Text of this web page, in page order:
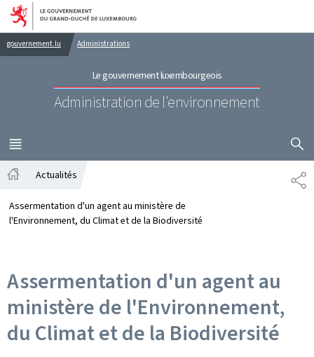
Aller au menu principal
Aller au contenu
gouvernement.lu Administrations
Le gouvernement luxembourgeois
Administration de l'environnement
MENU
PRINCIPAL
Actualités
Assermentation d'un agent au ministère de
l'Environnement, du Climat et de la Biodiversité
Assermentation d'un agent au
ministère de l'Environnement,
du Climat et de la Biodiversité